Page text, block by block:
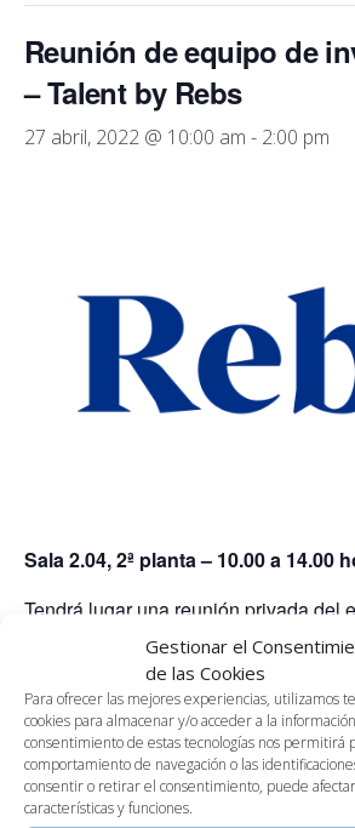
Gestionar el
de las Cookies
Para ofrecer las mejores experiencias, utilizamos
cookies para almacenar y/o acceder a la
consentimiento de estas tecnologías nos permitirá
comportamiento de navegación o las
consentir o retirar el consentimiento, puede
características y funciones.
Reunión de equipo de
– Talent by Rebs
27 abril, 2022 @ 10:00 am - 2:00 pm
Sala 2.04, 2ª planta – 10.00 a 14.00
Tendrá lugar una reunión privada del
investigación de la empresa Talent by
AÑADIR AL CALENDARIO